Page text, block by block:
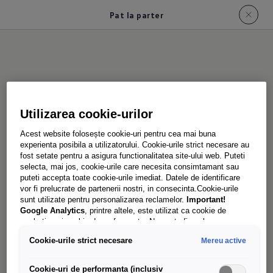
Pat la parter
Patulinferior
Utilizarea cookie-urilor
Acest website folosește cookie-uri pentru cea mai buna
experienta posibila a utilizatorului. Cookie-urile strict necesare au
fost setate pentru a asigura functionalitatea site-ului web. Puteti
selecta, mai jos, cookie-urile care necesita consimtamant sau
puteti accepta toate cookie-urile imediat. Datele de identificare
vor fi prelucrate de partenerii nostri, in consecinta.Cookie-urile
sunt utilizate pentru personalizarea reclamelor.
Important!
Google Analytics, printre altele, este utilizat ca cookie de
marketing și cookie de performanta. Nu poate fi exclus ca
Aceasta tara are un nivel mai scazut de protectie a datelor decat
de securitate din SUA sa obtina acces la date datorita legislatiei
Cookie-urile strict necesare Mereu active
Cookie-uri de performanta (inclusiv